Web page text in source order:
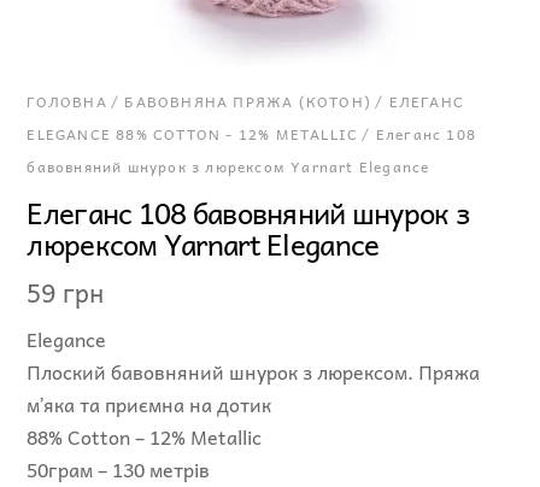
ГОЛОВНА/ БАВОВНЯНА ПРЯЖА (КОТОН) / ЕЛЕГАНС
ELEGANCE 88% COTTON - 12% METALLIC / Елеганс 108
бавовняний шнурок з люрексом Yarnart Elegance
Елеганс 108 бавовняний шнурок з
люрексом Yarnart Elegance
59 грн
Elegance
Плоский бавовняний шнурок з люрексом. Пряжа
мʼяка та приємна на дотик
88% Cotton – 12% Metallic
50грам – 130 метрів